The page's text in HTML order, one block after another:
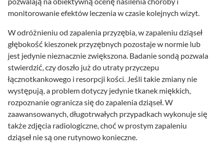
monitorowanie efektów leczenia w czasie kolejnych wizyt.
W odróżnieniu od zapalenia przyzębia, w zapaleniu dziąseł
głębokość kieszonek przyzębnych pozostaje w normie lub
jest jedynie nieznacznie zwiększona. Badanie sondą pozwala
stwierdzić, czy doszło już do utraty przyczepu
łącznotkankowego i resorpcji kości. Jeśli takie zmiany nie
występują, a problem dotyczy jedynie tkanek miękkich,
rozpoznanie ogranicza się do zapalenia dziąseł. W
zaawansowanych, długotrwałych przypadkach wykonuje się
także zdjęcia radiologiczne, choć w prostym zapaleniu
dziąseł nie są one rutynowo konieczne.